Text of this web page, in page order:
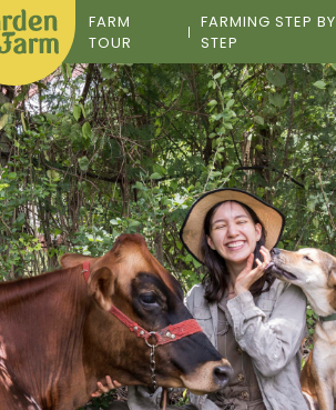
FARM
TOUR
FARMING STEP BY
STEP